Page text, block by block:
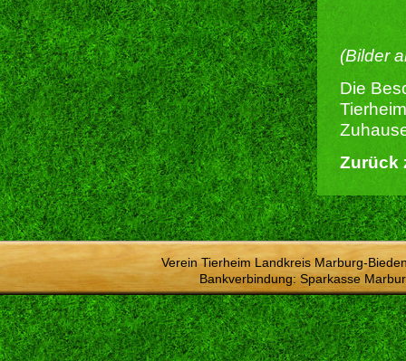
(Bilder
Die
Zurück
Verein Tierheim Landkreis Marburg-
Bankverbindung: Sparkasse